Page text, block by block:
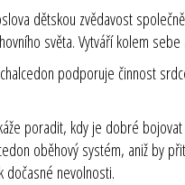
dětskou zvědavost
světa. Vytváří kolem
podporuje činnost
poradit, kdy je dobré
oběhový systém, aniž by
dočasné nevolnosti.